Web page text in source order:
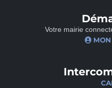
Votre mairie
MON